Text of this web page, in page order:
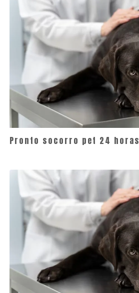
Pronto socorro pet 24 horas